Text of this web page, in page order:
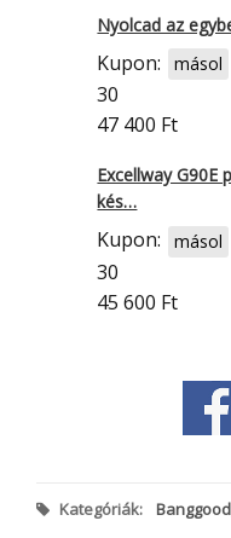
Nyolcad az
Kupon: másol
30
47 400 Ft
Excellway
kés…
Kupon: másol
30
45 600 Ft
Kategóriák: Banggood